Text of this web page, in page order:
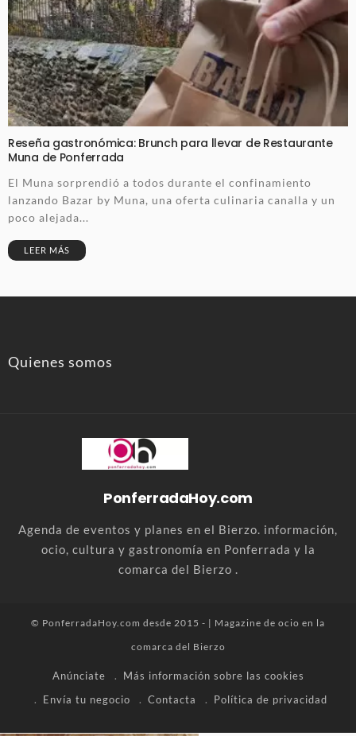
Reseña gastronómica: Brunch para llevar de Restaurante
Muna de Ponferrada
El Muna sorprendió a todos durante el confinamiento
lanzando Bazar by Muna, una oferta culinaria canalla y un
poco alejada...
LEER MÁS
Quienes somos
PonferradaHoy.com
Agenda de eventos y planes en el Bierzo. información,
ocio, cultura y gastronomía en Ponferrada y la
comarca del Bierzo .
© PonferradaHoy.com desde 2015 - | Magazine de ocio en la
comarca del Bierzo
Anúnciate
Más información sobre las cookies
Envía tu negocio
Contacta Política de privacidad